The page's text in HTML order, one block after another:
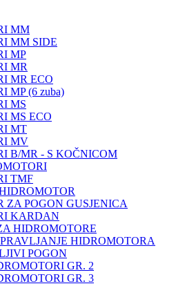
MM
MM SIDE
MP
MR
MR ECO
MP (6 zuba)
MS
MS ECO
MT
MV
B/MR - S KOČNICOM
TMF
ZA POGON GUSJENICA
KARDAN
HIDROMOTORE
HIDROMOTORA
POGON
GR. 2
GR. 3